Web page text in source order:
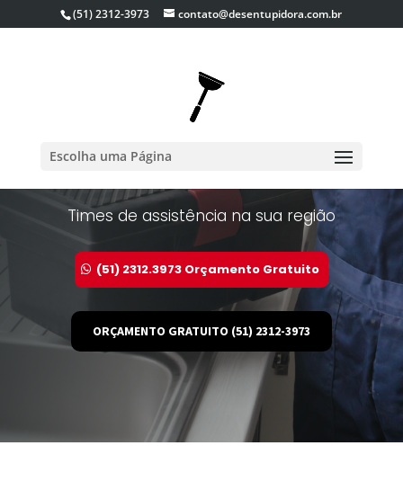
(51) 2312-3973 contato@desentupidora.com.br
Escolha uma Página
TRANSBORDOU? PRECISA DE
AJUDA PARA DESENTUPIR?
Times de assistência na sua região
(51) 2312.3973 Orçamento Gratuito
ORÇAMENTO GRATUITO (51) 2312-3973